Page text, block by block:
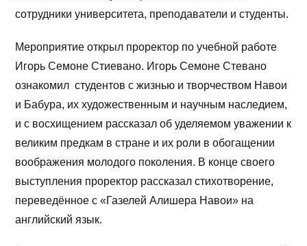
сотрудники университета, преподаватели и студенты.
Мероприятие открыл проректор по учебной работе
Игорь Семоне Стиевано. Игорь Семоне Стевано
ознакомил студентов с жизнью и творчеством Навои
и Бабура, их художественным и научным наследием,
и с восхищением рассказал об уделяемом уважении к
великим предкам в стране и их роли в обогащении
воображения молодого поколения. В конце своего
выступления проректор рассказал стихотворение,
переведённое с «Газелей Алишера Навои» на
английский язык.